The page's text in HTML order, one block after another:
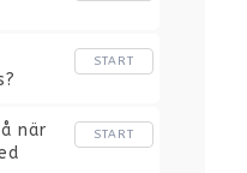
START
när
START